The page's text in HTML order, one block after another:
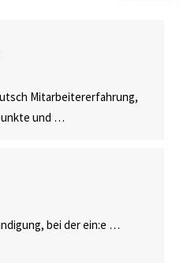
Mitarbeitererfahrung,
und …
bei der ein:e …